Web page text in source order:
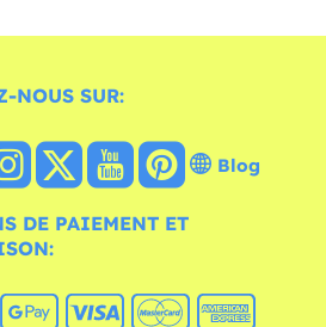
NOUS SUR:
Blog
DE PAIEMENT ET